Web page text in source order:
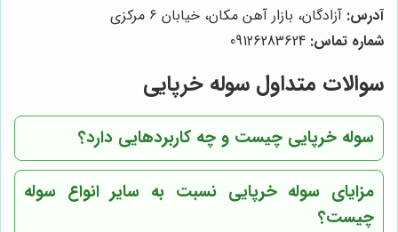
آدرس: آزادگان، بازار آهن مکان، خیابان ۶ مرکزی
شماره تماس:
سوالات متداول سوله خرپایی
سوله خرپایی چیست و چه کاربردهایی دارد؟
مزایای سوله خرپایی نسبت به سایر انواع سوله
چیست؟